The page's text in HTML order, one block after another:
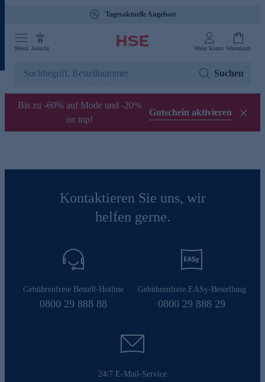
Tagesaktuelle Angebote
Menü Ansicht Mein Konto Warenkorb
Suchen
Bis zu -60% auf Mode und -20%
on top!
Gutschein aktivieren
Kontaktieren Sie uns, wir
helfen gerne.
Gebührenfreie Bestell-Hotline
0800 29 888 88
Gebührenfreie EASy-Bestellung
0800 29 888 29
24/7 E-Mail-Service